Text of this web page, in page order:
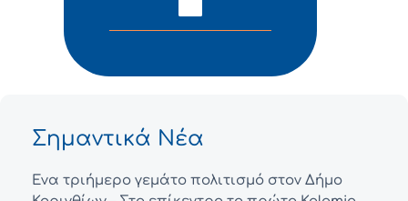
Σημαντικά Νέα
Ένα τριήμερο γεμάτο πολιτισμό στον Δήμο